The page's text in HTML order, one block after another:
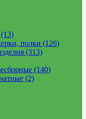
полки (126)
(313)
(140)
(2)